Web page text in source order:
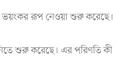
ভয়ংকর রূপ নেওয়া শুরু করেছে।
শুরু করেছে। এর পরিণতি কী